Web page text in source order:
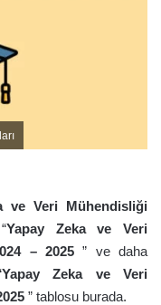
ve Veri Mühendisliği
Yapay Zeka ve Veri
– 2025 ” ve daha
Yapay Zeka ve Veri
5 ” tablosu burada.